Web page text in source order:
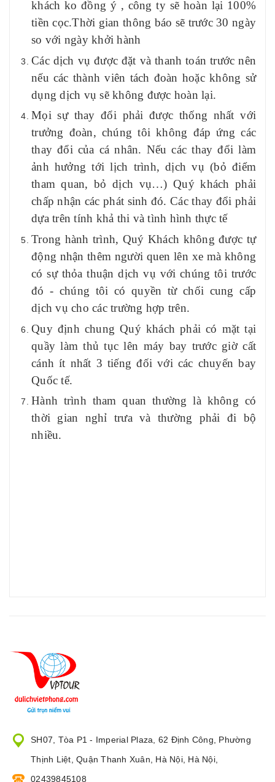
khách ko đồng ý , công ty sẽ hoàn lại 100%
tiền cọc.Thời gian thông báo sẽ trước 30 ngày
so với ngày khởi hành
Các dịch vụ được đặt và thanh toán trước nên
nếu các thành viên tách đoàn hoặc không sử
dụng dịch vụ sẽ không được hoàn lại.
Mọi sự thay đổi phải được thống nhất với
trưởng đoàn, chúng tôi không đáp ứng các
thay đổi của cá nhân. Nếu các thay đổi làm
ảnh hưởng tới lịch trình, dịch vụ (bỏ điểm
tham quan, bỏ dịch vụ…)Quýkhách phải
chấp nhận các phát sinh đó. Các thay đổi phải
dựa trên tính khả thi và tình hình thực tế
Trong hành trình, Quý Khách không được tự
động nhận thêm người quen lên xe mà không
có sự thỏa thuận dịch vụ với chúng tôi trước
đó - chúng tôi có quyền từ chối cung cấp
dịch vụ cho các trường hợp trên.
Quy định chung Quý khách phải có mặt tại
quầy làm thủ tục lên máy bay trước giờ cất
cánh ít nhất 3 tiếng đối với các chuyến bay
Quốc tế.
Hành trình tham quan thường là không có
thời gian nghỉ trưa và thường phải đi bộ
nhiều.
SH07, Tòa P1 - Imperial Plaza, 62 Định Công, Phường
Thịnh Liệt, Quận Thanh Xuân, Hà Nội, Hà Nội,
02439845108